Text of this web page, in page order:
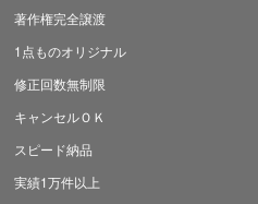
著作権完全譲渡
1点ものオリジナル
修正回数無制限
キャンセルＯＫ
スピード納品
実績1万件以上